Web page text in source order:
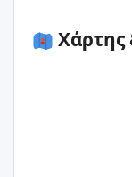
Χάρτης